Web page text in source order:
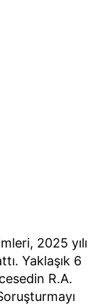
2025 yılı
Yaklaşık 6
R.A.